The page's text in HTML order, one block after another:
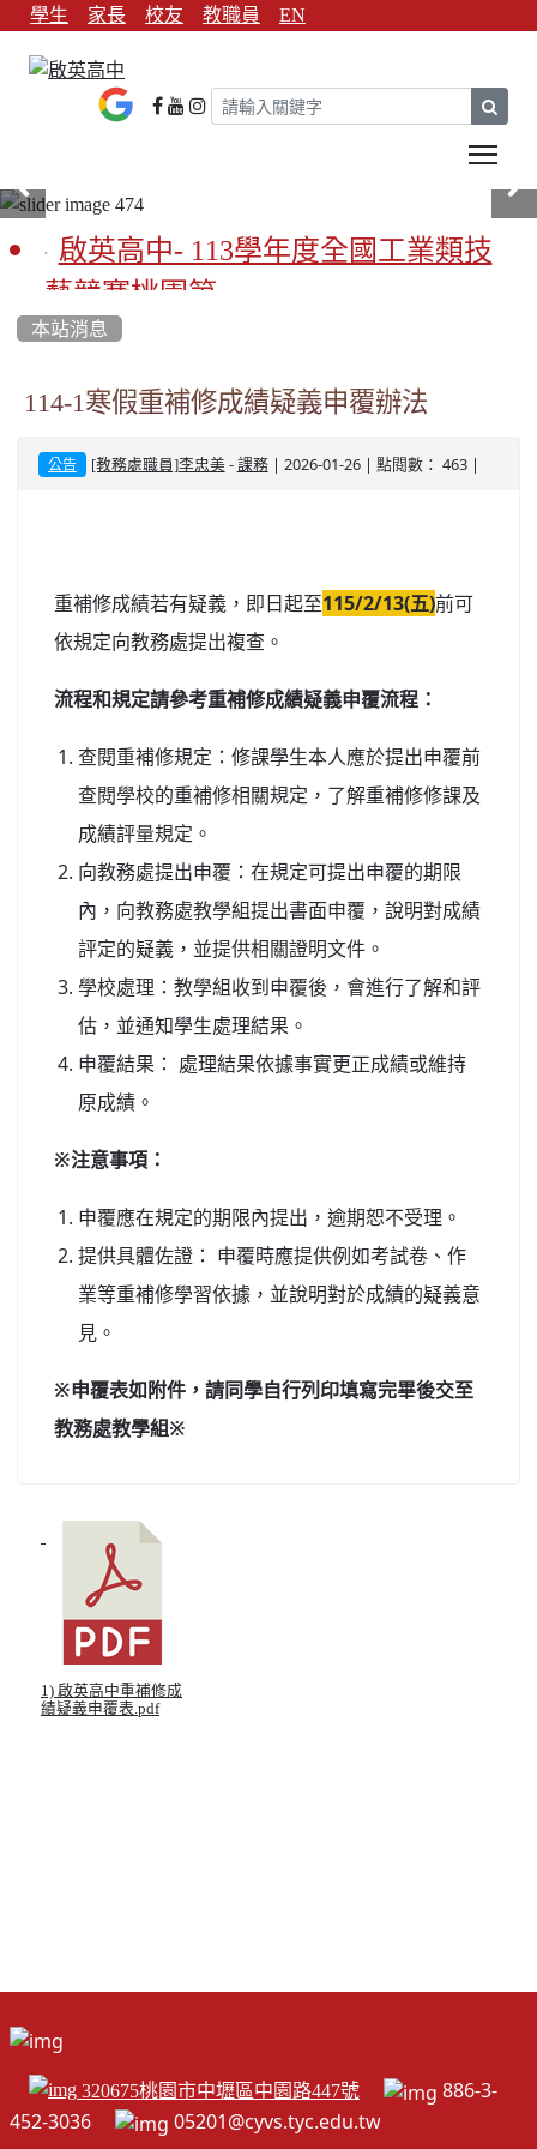
學生 家長 校友 教職員 EN
啟英高中- 113學年度全國工業類技
藝競賽桃園第一
啟英高中-113學年全國學生家事類技
藝競賽榮獲1支金手獎3支優勝
第一
啟英高中-汽車科榮耀桃園
本站消息
114-1寒假重補修成績疑義申覆辦法
公告 [教務處職員]李忠美- 課務| 2026-01-26 | 點閱數： 463 |
重補修成績若有疑義，即日起至115/2/13(五)前可
依規定向教務處提出複查。
流程和規定請參考重補修成績疑義申覆流程：
查閱重補修規定：修課學生本人應於提出申覆前
查閱學校的重補修相關規定，了解重補修修課及
成績評量規定。
向教務處提出申覆：在規定可提出申覆的期限
內，向教務處教學組提出書面申覆，說明對成績
評定的疑義，並提供相關證明文件。
學校處理：教學組收到申覆後，會進行了解和評
估，並通知學生處理結果。
申覆結果： 處理結果依據事實更正成績或維持
原成績。
※注意事項：
申覆應在規定的期限內提出，逾期恕不受理。
提供具體佐證： 申覆時應提供例如考試卷、作
業等重補修學習依據，並說明對於成績的疑義意
見。
※申覆表如附件，請同學自行列印填寫完畢後交至
教務處教學組※
1) 啟英高中重補修成
績疑義申覆表.pdf
320675桃園市中壢區中園路447號
886-3-
452-3036
05201@cyvs.tyc.edu.tw